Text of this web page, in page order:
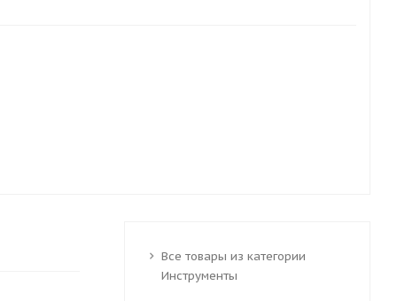
Все товары из категории
Инструменты